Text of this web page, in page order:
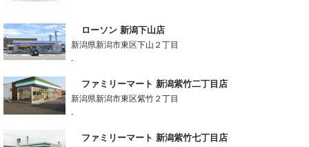
ローソン 新潟下山店
新潟県新潟市東区下山２丁目
-
ファミリーマート 新潟紫竹二丁目店
新潟県新潟市東区紫竹２丁目
-
ファミリーマート 新潟紫竹七丁目店